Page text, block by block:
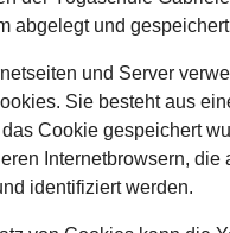
abgelegt und
und Server
Sie besteht aus
Cookie gespeichert
Internetbrowsern,
identifiziert werden.